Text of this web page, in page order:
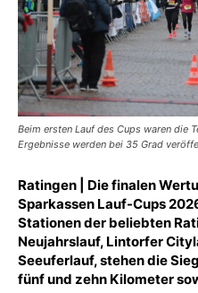
Beim ersten Lauf des Cups waren die
Ergebnisse werden bei 35 Grad
Ratingen | Die finalen
Sparkassen Lauf-Cups
Stationen der beliebten
Neujahrslauf, Lintorfer
Seeuferlauf, stehen die
fünf und zehn Kilometer